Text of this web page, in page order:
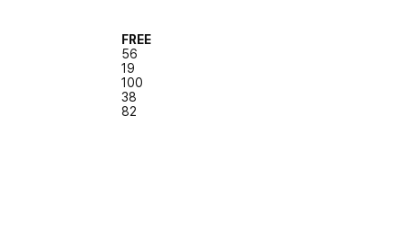
FREE
56
19
100
38
82